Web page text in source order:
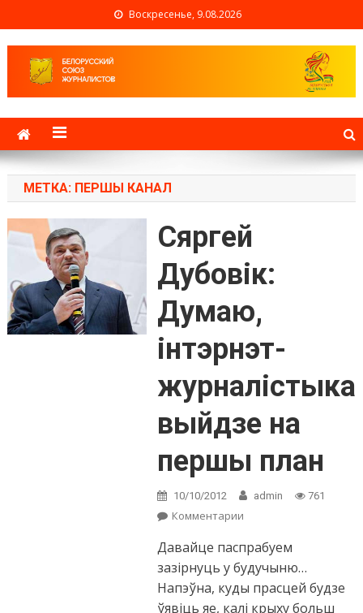
Воскресенье, 9.08.2026
Белорусский союз
журналистов
МЕТКА: ПЕРШЫ КАНАЛ
Сяргей
Дубовік:
Думаю,
інтэрнэт-
журналістыка
выйдзе на
першы план
10/10/2012 admin 761
Комментарии
журналістыка
выйдзе на першы
Давайце паспрабуем
зазірнуць у будучыню…
Напэўна, куды прасцей будзе
ўявіць яе, калі крыху больш